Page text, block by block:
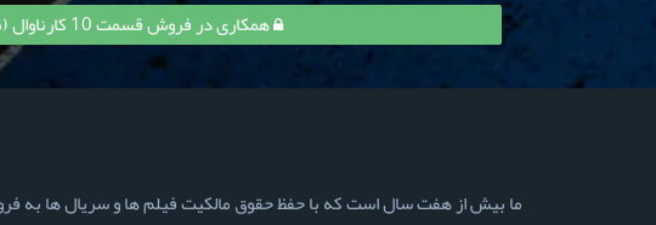
همکاری در فروش قسمت 10 کارناوال (مسابقه) و کسب درآمد از آن
ما بیش از هفت سال است که با حفظ حقوق مالکیت فیلم ها و سریال ها به